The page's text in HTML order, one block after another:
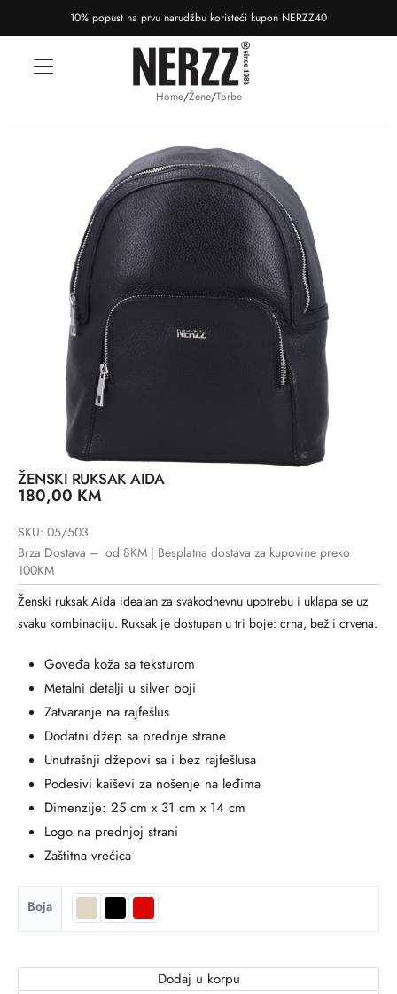
10% popust na prvu narudžbu koristeći kupon NERZZ40
Home/Žene/Torbe
ŽENSKI RUKSAK AIDA
180,00 KM
SKU: 05/503
Brza Dostava – od 8KM | Besplatna dostava za kupovine preko
100KM
Ženski ruksak Aida idealan za svakodnevnu upotrebu i uklapa se uz
svaku kombinaciju. Ruksak je dostupan u tri boje: crna, bež i crvena.
Goveđa koža sa teksturom
Metalni detalji u silver boji
Zatvaranje na rajfešlus
Dodatni džep sa prednje strane
Unutrašnji džepovi sa i bez rajfešlusa
Podesivi kaiševi za nošenje na leđima
Dimenzije: 25 cm x 31 cm x 14 cm
Logo na prednjoj strani
Zaštitna vrećica
Boja
Dodaj u korpu